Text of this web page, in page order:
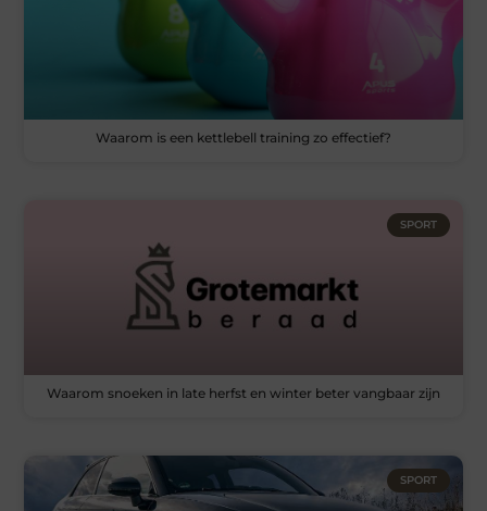
Waarom is een kettlebell training zo effectief?
SPORT
Waarom snoeken in late herfst en winter beter vangbaar zijn
SPORT